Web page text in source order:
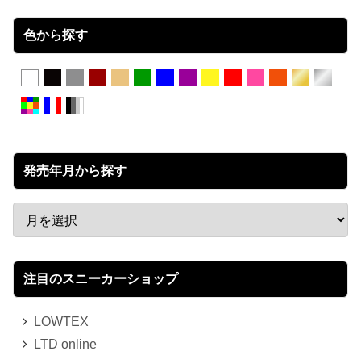
色から探す
発売年月から探す
注目のスニーカーショップ
LOWTEX
LTD online